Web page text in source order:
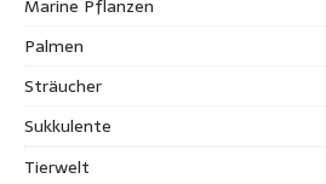
Marine Pflanzen
Palmen
Sträucher
Sukkulente
Tierwelt